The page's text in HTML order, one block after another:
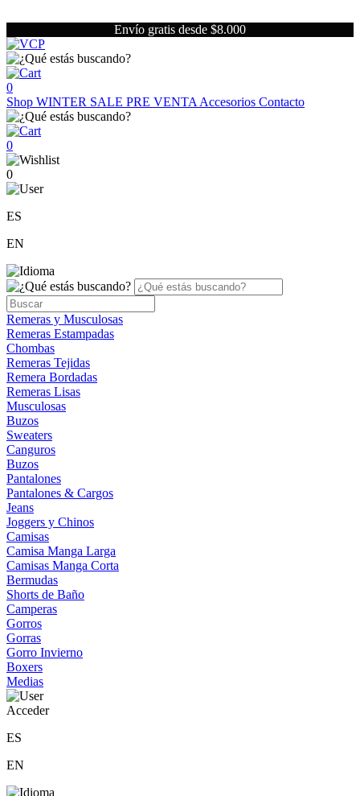
Envío gratis desde $8.000
0
Shop WINTER SALE PRE VENTA Accesorios Contacto
0
0
ES
EN
Remeras y Musculosas
Remeras Estampadas
Chombas
Remeras Tejidas
Remera Bordadas
Remeras Lisas
Musculosas
Buzos
Sweaters
Canguros
Buzos
Pantalones
Pantalones & Cargos
Jeans
Joggers y Chinos
Camisas
Camisa Manga Larga
Camisas Manga Corta
Bermudas
Shorts de Baño
Camperas
Gorros
Gorras
Gorro Invierno
Boxers
Medias
Acceder
ES
EN